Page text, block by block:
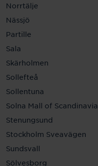
Norrtälje
Nässjö
Partille
Sala
Skärholmen
Sollefteå
Sollentuna
Solna Mall of Scandinavia
Stenungsund
Stockholm Sveavägen
Sundsvall
Sölvesborg